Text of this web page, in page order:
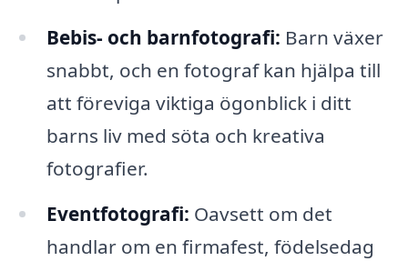
Bebis- och barnfotografi: Barn växer
snabbt, och en fotograf kan hjälpa till
att föreviga viktiga ögonblick i ditt
barns liv med söta och kreativa
fotografier.
Eventfotografi: Oavsett om det
handlar om en firmafest, födelsedag